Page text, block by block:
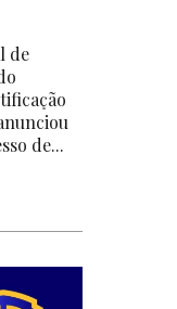
de
de...